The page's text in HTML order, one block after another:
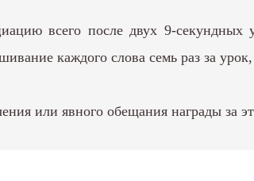
всего после двух 9-секундных
каждого слова семь раз за
или явного обещания награды за